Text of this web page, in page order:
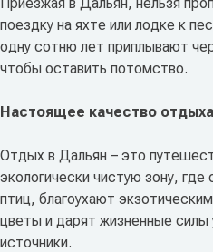
поездку на яхте или лодке к
одну сотню лет приплывают
чтобы оставить потомство.
Настоящее качество
Отдых в Дальян – это
экологически чистую зону,
птиц, благоухают
цветы и дарят жизненные
источники.